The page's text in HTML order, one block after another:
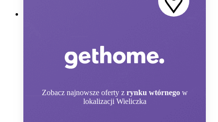
Zobacz najnowsze oferty z rynku wtórnego w
lokalizacji Wieliczka